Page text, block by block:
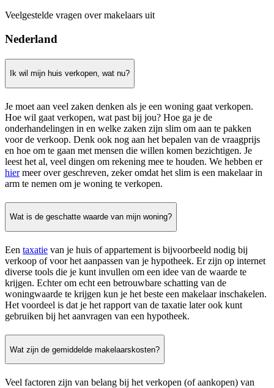
Veelgestelde vragen over makelaars uit
Nederland
Ik wil mijn huis verkopen, wat nu?
Je moet aan veel zaken denken als je een woning gaat verkopen.
Hoe wil gaat verkopen, wat past bij jou? Hoe ga je de
onderhandelingen in en welke zaken zijn slim om aan te pakken
voor de verkoop. Denk ook nog aan het bepalen van de vraagprijs
en hoe om te gaan met mensen die willen komen bezichtigen. Je
leest het al, veel dingen om rekening mee te houden. We hebben er
hiermeer over geschreven, zeker omdat het slim is een makelaar in
arm te nemen om je woning te verkopen.
Wat is de geschatte waarde van mijn woning?
Een taxatie van je huis of appartement is bijvoorbeeld nodig bij
verkoop of voor het aanpassen van je hypotheek. Er zijn op internet
diverse tools die je kunt invullen om een idee van de waarde te
krijgen. Echter om echt een betrouwbare schatting van de
woningwaarde te krijgen kun je het beste een makelaar inschakelen.
Het voordeel is dat je het rapport van de taxatie later ook kunt
gebruiken bij het aanvragen van een hypotheek.
Wat zijn de gemiddelde makelaarskosten?
Veel factoren zijn van belang bij het verkopen (of aankopen) van